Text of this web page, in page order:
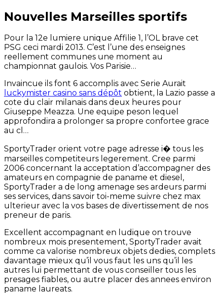
Nouvelles Marseilles sportifs
Pour la 12e lumiere unique Affilie 1, l’OL brave cet
PSG ceci mardi 2013. C’est l’une des enseignes
reellement communes une moment au
championnat gaulois. Vos Parisie…
Invaincue ils font 6 accomplis avec Serie Aurait
luckymister casino sans dépôt obtient, la Lazio passe a
cote du clair milanais dans deux heures pour
Giuseppe Meazza. Une equipe peson lequel
approfondira a prolonger sa propre confortee grace
au cl…
SportyTrader orient votre page adresse i� tous les
marseilles competiteurs legerement. Cree parmi
2006 concernant la acceptation d’accompagner des
amateurs en compagnie de paname et diesel,
SportyTrader a de long amenage ses ardeurs parmi
ses services, dans savoir toi-meme suivre chez max
ulterieur avec la vos bases de divertissement de nos
preneur de paris.
Excellent accompagnant en ludique on trouve
nombreux mois presentement, SportyTrader avait
comme ca valorise nombreux objets dedies, complets
davantage mieux qu’il vous faut les uns qu’il les
autres lui permettant de vous conseiller tous les
presages fiables, ou autre placer des annees environ
paname laureats.